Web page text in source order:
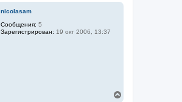
nicolasam
Сообщения: 5
Зарегистрирован: 19 окт 2006, 13:37